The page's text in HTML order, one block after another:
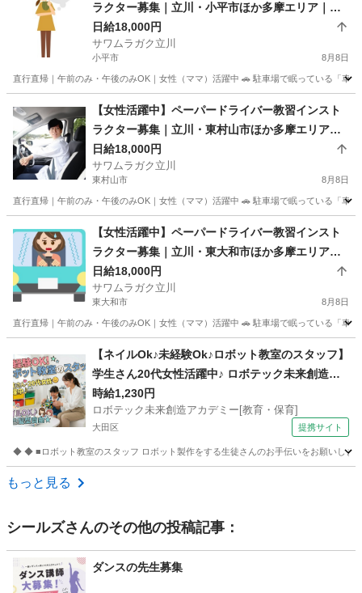
ラクター募集｜立川・小平市ほか多摩エリア｜午
前のみOK
日給18,000円
サワムラガク立川
小平市 8月8日
直行直帰｜午前のみ・午後のみOK｜女性（ママ）活躍中 🚗 駐車場で眠っている「車
インストラクター ペーパードライバー
【女性活躍中】ペーパードライバー教習インスト
ラクター募集｜立川・東村山市ほか多摩エリア｜
午前のみOK
日給18,000円
サワムラガク立川
東村山市 8月8日
直行直帰｜午前のみ・午後のみOK｜女性（ママ）活躍中 🚗 駐車場で眠っている「車
インストラクター ペーパードライバー
【女性活躍中】ペーパードライバー教習インスト
ラクター募集｜立川・東大和市ほか多摩エリア｜
午前のみOK
日給18,000円
サワムラガク立川
東大和市 8月8日
直行直帰｜午前のみ・午後のみOK｜女性（ママ）活躍中 🚗 駐車場で眠っている「車
インストラクター ペーパードライバー
【ネイルОk♪未経験Оk♪ロボット教室のスタッフ】
学生さん20代女性活躍中♪ ロボテック未来創造ア
カデミー[教育・保育] 講師・インストラクター
時給1,230円
ロボテック未来創造アカデミー[教育・保育]
大田区 提携サイト
◆ ◆ ■ロボット教室のスタッフ ロボット製作をする生徒さんのお手伝いをお願いし
東京 大田区
もっと見る
シールズさんのその他の投稿記事：
ダンスの先生募集